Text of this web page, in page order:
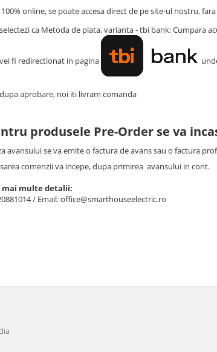
100% online, se poate accesa direct de pe site-ul nostru,
selectezi ca Metoda de plata, varianta - tbi bank: Cumpara
vei fi redirectionat in pagina
dupa aprobare, noi iti livram comanda
produsele Pre-Order se va
avansului se va emite o factura de avans sau o factura
comenzii va incepe, dupa primirea avansului in cont.
mai multe detalii:
/ Email: office@smarthouseelectric.ro